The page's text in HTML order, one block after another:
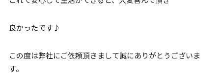
良かったです♪
この度は弊社にご依頼頂きまして誠にありがとうございま
す。